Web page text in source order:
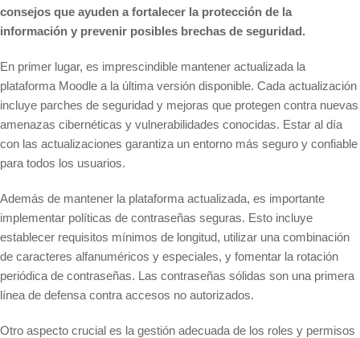
consejos que ayuden a fortalecer la protección de la
información y prevenir posibles brechas de seguridad.
En primer lugar, es imprescindible mantener actualizada la
plataforma Moodle a la última versión disponible. Cada actualización
incluye parches de seguridad y mejoras que protegen contra nuevas
amenazas cibernéticas y vulnerabilidades conocidas. Estar al día
con las actualizaciones garantiza un entorno más seguro y confiable
para todos los usuarios.
Además de mantener la plataforma actualizada, es importante
implementar políticas de contraseñas seguras. Esto incluye
establecer requisitos mínimos de longitud, utilizar una combinación
de caracteres alfanuméricos y especiales, y fomentar la rotación
periódica de contraseñas. Las contraseñas sólidas son una primera
línea de defensa contra accesos no autorizados.
Otro aspecto crucial es la gestión adecuada de los roles y permisos